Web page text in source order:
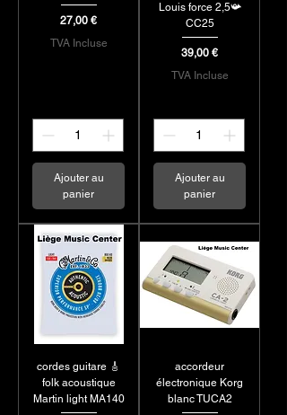
Prix
27,00 €
TVA Incluse
Ajouter au
panier
Louis force 2,5📯
CC25
Prix
39,00 €
TVA Incluse
Ajouter au
panier
cordes guitare 🎸
folk acoustique
Martin light MA140
accordeur
électronique Korg
blanc TUCA2